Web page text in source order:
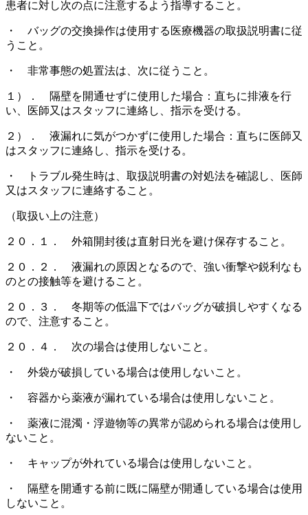
患者に対し次の点に注意するよう指導すること。
・ バッグの交換操作は使用する医療機器の取扱説明書に従
うこと。
・ 非常事態の処置法は、次に従うこと。
１）． 隔壁を開通せずに使用した場合：直ちに排液を行
い、医師又はスタッフに連絡し、指示を受ける。
２）． 液漏れに気がつかずに使用した場合：直ちに医師又
はスタッフに連絡し、指示を受ける。
・ トラブル発生時は、取扱説明書の対処法を確認し、医師
又はスタッフに連絡すること。
（取扱い上の注意）
２０．１． 外箱開封後は直射日光を避け保存すること。
２０．２． 液漏れの原因となるので、強い衝撃や鋭利なも
のとの接触等を避けること。
２０．３． 冬期等の低温下ではバッグが破損しやすくなる
ので、注意すること。
２０．４． 次の場合は使用しないこと。
・ 外袋が破損している場合は使用しないこと。
・ 容器から薬液が漏れている場合は使用しないこと。
・ 薬液に混濁・浮遊物等の異常が認められる場合は使用し
ないこと。
・ キャップが外れている場合は使用しないこと。
・ 隔壁を開通する前に既に隔壁が開通している場合は使用
しないこと。